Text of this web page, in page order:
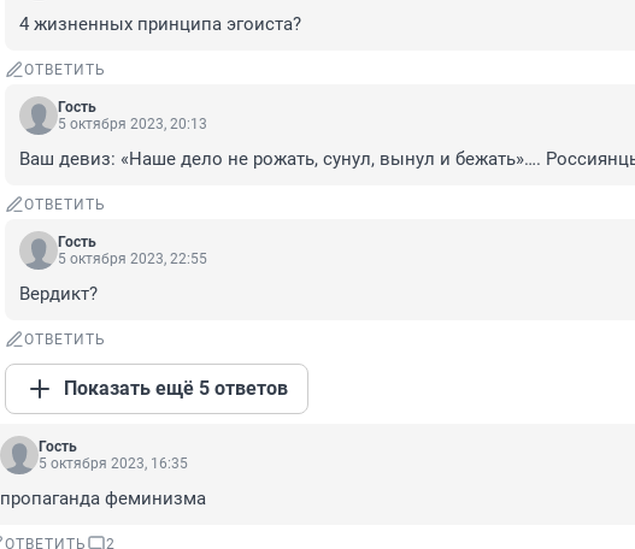
4 жизненных принципа эгоиста?
ОТВЕТИТЬ
Гость
5 октября 2023, 20:13
Ваш девиз: «Наше дело не рожать, сунул, вынул и бежать»….
ОТВЕТИТЬ
Гость
5 октября 2023, 22:55
Вердикт?
ОТВЕТИТЬ
Показать ещё 5 ответов
Гость
5 октября 2023, 16:35
пропаганда феминизма
ОТВЕТИТЬ 2